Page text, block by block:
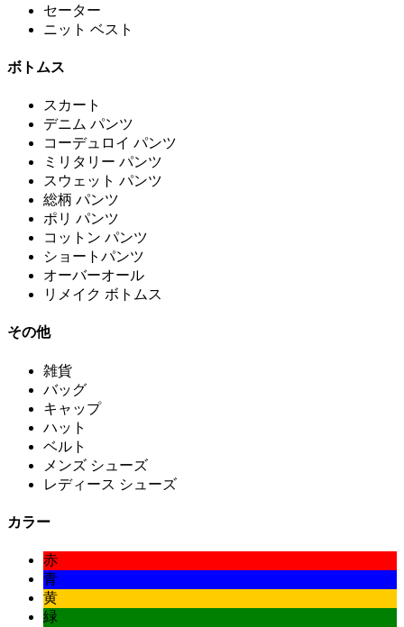
セーター
ニット ベスト
ボトムス
スカート
デニム パンツ
コーデュロイ パンツ
ミリタリー パンツ
スウェット パンツ
総柄 パンツ
ポリ パンツ
コットン パンツ
ショートパンツ
オーバーオール
リメイク ボトムス
その他
雑貨
バッグ
キャップ
ハット
ベルト
メンズ シューズ
レディース シューズ
カラー
赤
青
黄
緑